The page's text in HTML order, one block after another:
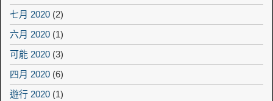
七月 2020 (2)
六月 2020 (1)
可能 2020 (3)
四月 2020 (6)
遊行 2020 (1)